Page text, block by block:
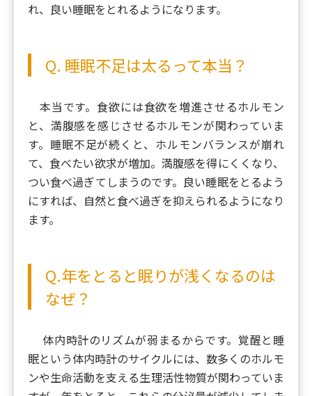
れ、良い睡眠をとれるようになります。
Q. 睡眠不足は太るって本当？
本当です。食欲には食欲を増進させるホルモン
と、満腹感を感じさせるホルモンが関わっていま
す。睡眠不足が続くと、ホルモンバランスが崩れ
て、食べたい欲求が増加。満腹感を得にくくなり、
つい食べ過ぎてしまうのです。良い睡眠をとるよう
にすれば、自然と食べ過ぎを抑えられるようになり
ます。
Q.年をとると眠りが浅くなるのは
なぜ？
体内時計のリズムが弱まるからです。覚醒と睡
眠という体内時計のサイクルには、数多くのホルモ
ンや生命活動を支える生理活性物質が関わっていま